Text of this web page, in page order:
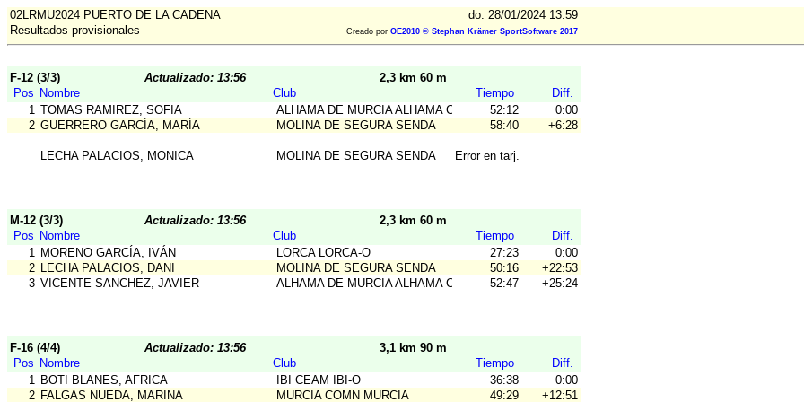
02LRMU2024 PUERTO DE LA CADENA
do. 28/01/2024 13:59
Resultados provisionales
Creado por OE2010 © Stephan Krämer SportSoftware 2017
F-12 (3/3) Actualizado: 13:56
2,3 km 60 m
Pos Nombre Club Tiempo
Diff.
1 TOMAS RAMIREZ, SOFIA ALHAMA DE MURCIA ALHAMA COYM 52:12
0:00
2 GUERRERO GARCÍA, MARÍA MOLINA DE SEGURA SENDA 58:40 +6:28
LECHA PALACIOS, MONICA MOLINA DE SEGURA SENDA Error en tarj.
M-12 (3/3) Actualizado: 13:56
2,3 km 60 m
Pos Nombre Club Tiempo
Diff.
1 MORENO GARCÍA, IVÁN LORCA LORCA-O 27:23
0:00
2 LECHA PALACIOS, DANI MOLINA DE SEGURA SENDA 50:16
+22:53
3 VICENTE SANCHEZ, JAVIER ALHAMA DE MURCIA ALHAMA COYM 52:47 +25:24
F-16 (4/4) Actualizado: 13:56
3,1 km 90 m
Pos Nombre Club Tiempo
Diff.
1 BOTI BLANES, AFRICA IBI CEAM IBI-O 36:38
0:00
2 FALGAS NUEDA, MARINA MURCIA COMN MURCIA 49:29
+12:51